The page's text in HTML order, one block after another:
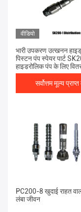
वीडियो
भारी उपकरण उत्खनन
पिस्टन पंप स्पेयर पार्ट
हाइड्रोलिक पंप के लिए
वाल्व
सर्वोत्तम मूल्य
PC200-8 खुदाई राहत
लंबा जीवन